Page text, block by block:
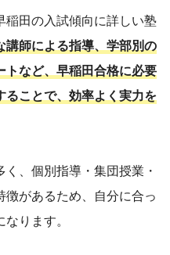
稲田の入試傾向に詳しい塾
講師による指導、学部別の
など、早稲田合格に必要
ことで、効率よく実力を
、個別指導・集団授業・
があるため、自分に合っ
ります。